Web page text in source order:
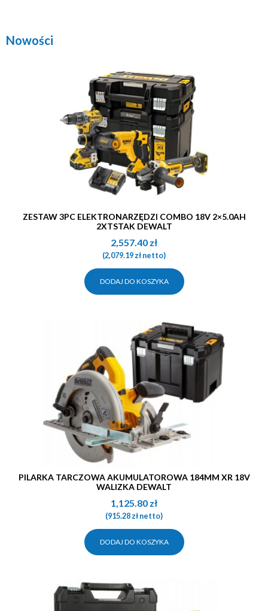
Nowości
ZESTAW 3PC ELEKTRONARZĘDZI COMBO 18V 2×5.0AH
2XTSTAK DEWALT
2,557.40 zł
(2,079.19złnetto)
DODAJ DO KOSZYKA
PILARKA TARCZOWA AKUMULATOROWA 184MM XR 18V
WALIZKA DEWALT
1,125.80 zł
(915.28złnetto)
DODAJ DO KOSZYKA